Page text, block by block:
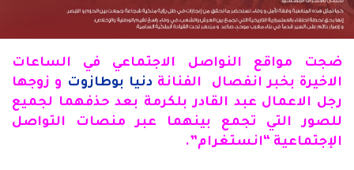
ضجت مواقع النواصل الاجتماعي في الساعات
الاخيرة بخبر انفصال الفنانةدنيا بوطازوت و زوجها
رجل الاعمال عبد القادر بلكرمة بعد حذفهما لجميع
للصور التي تجمع بينهما عبر منصات التواصل
الإجتماعية “انستغرام”.